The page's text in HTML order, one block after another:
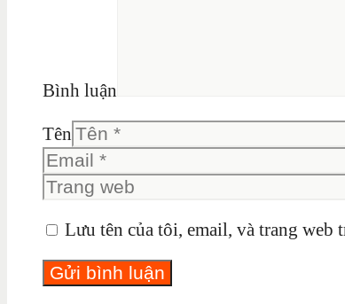
Bình luận
Tên
Lưu tên của tôi, email, và trang